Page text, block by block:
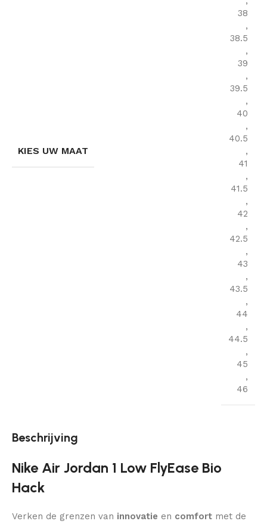
KIES UW MAAT
38
,
38.5
,
39
,
39.5
,
40
,
40.5
,
41
,
41.5
,
42
,
42.5
,
43
,
43.5
,
44
,
44.5
,
45
,
46
Beschrijving
Nike Air Jordan 1 Low FlyEase Bio
Hack
Verken de grenzen van innovatie en comfort met de